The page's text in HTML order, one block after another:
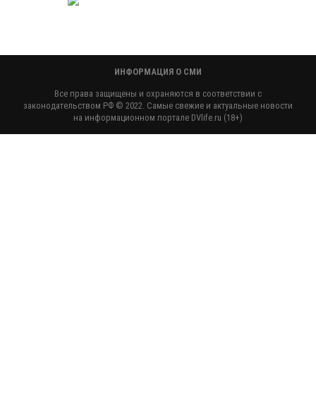
ИНФОРМАЦИЯ О СМИ
Все права защищены и охраняются в соответствии с
законодательством РФ © 2022. Самые свежие и актуальные новости
на информационном портале DVlife.ru (18+)